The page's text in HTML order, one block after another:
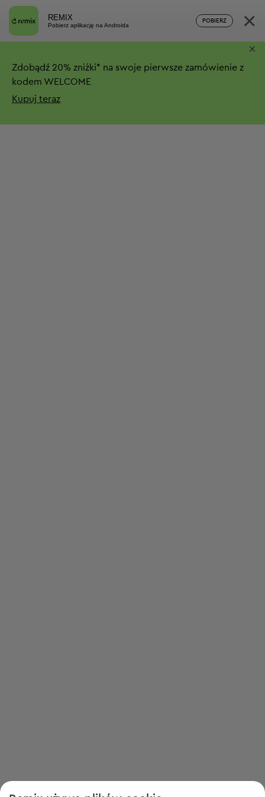
REMIX
Pobierz aplikację na Androida
POBIERZ ×
Zdobądź 20% zniżki* na swoje pierwsze zamówienie z
kodem WELCOME
Kupuj teraz
×